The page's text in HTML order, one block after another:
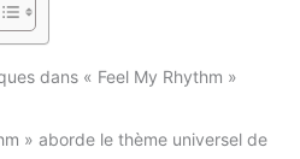
dans « Feel My Rhythm »
» aborde le thème universel de